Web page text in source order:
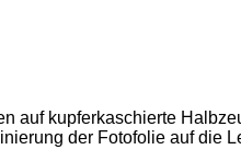
auf kupfer­kaschierte
der Fotofolie auf die